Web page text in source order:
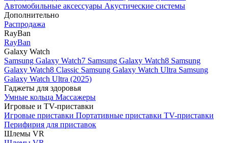
Автомобильные аксессуары Акустические системы
Дополнительно
Распродажа
RayBan
RayBan
Galaxy Watch
Samsung Galaxy Watch7 Samsung Galaxy Watch8 Samsung
Galaxy Watch8 Classic Samsung Galaxy Watch Ultra Samsung
Galaxy Watch Ultra (2025)
Гаджеты для здоровья
Умные кольца Массажеры
Игровые и TV-приставки
Игровые приставки Портативные приставки TV-приставки
Перифирия для приставок
Шлемы VR